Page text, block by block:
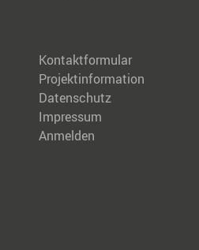
Kontaktformular
Projektinformation
Datenschutz
Impressum
Anmelden